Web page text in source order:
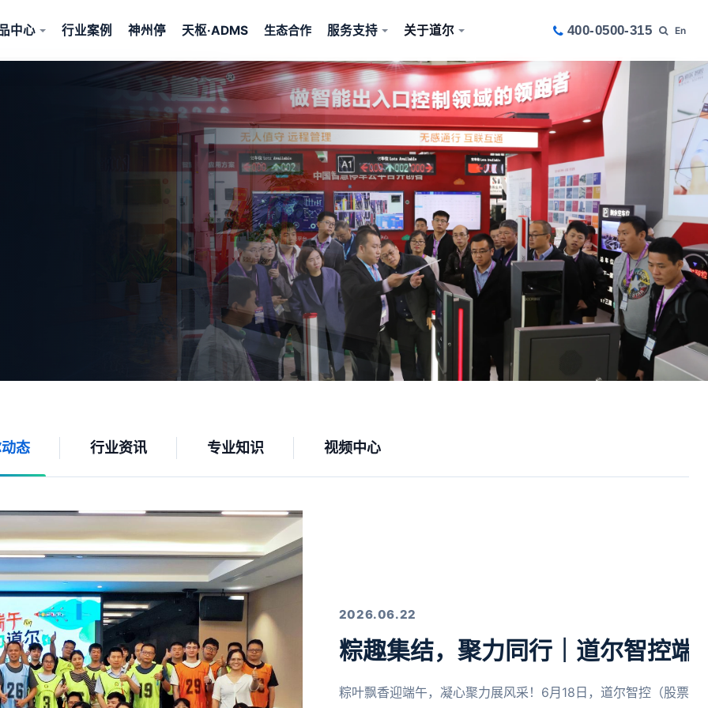
中心 行业案例 神州停 天枢·ADMS 服务支持 关于道尔 400-0500-315 En
态 行业资讯 专业知识 视频中心
2026.06.22
粽趣集结，聚力同行｜道尔智控端
粽叶飘香迎端午，凝心聚力展风采！6月18日，道尔智控（股票